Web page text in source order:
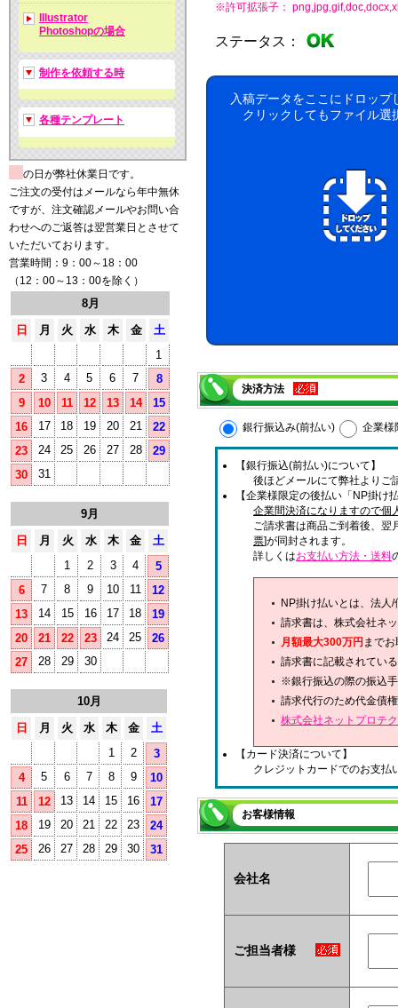
Illustrator
Photoshopの場合
制作を依頼する時
各種テンプレート
の日が弊社休業日です。
ご注文の受付はメールなら年中無休
ですが、注文確認メールやお問い合
わせへのご返答は翌営業日とさせて
いただいております。
営業時間：9：00～18：00
（12：00～13：00を除く）
8月
日
月 火 水 木 金
土
1
2
3 4 5 6 7
8
9
10 11 12 13 14
15
16
17 18 19 20 21
22
23
24 25 26 27 28
29
30
31
9月
日
月 火 水 木 金
土
1
2 3 4
5
6
7 8 9 10 11
12
13
14 15 16 17 18
19
20
21 22 23 24 25
26
27
28 29 30
10月
日
月 火 水 木 金
土
1
2
3
4
5 6 7 8 9
10
11
12 13 14 15 16
17
18
19 20 21 22 23
24
25
26 27 28 29 30 31
※許可拡張子：
ステータス：
入稿データをここにドロップ
クリックしてもファイル選
決済方法
銀行振込み(前払い) 企業様
【銀行振込(前払い)について】
後ほどメールにて弊社よりご
【企業様限定の後払い「NP掛け
企業間決済になりますので個
ご請求書は商品ご到着後、翌
票]が同封されます。
詳しくはお支払い方法・送料
NP掛け払いとは、法人
請求書は、株式会社ネ
月額最大300万円 まで
請求書に記載されてい
※銀行振込の際の振込
請求代行のため代金債
株式会社ネットプロテ
【カード決済について】
クレジットカードでのお支払
お客様情報
会社名
ご担当者様